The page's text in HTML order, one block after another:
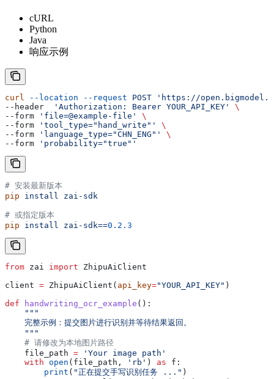
cURL
Python
Java
响应示例
curl --location --request POST 'https://
--header
'Authorization: Bearer YOUR_API_KEY'
\
--form
'file=@example-file'
\
--form
'tool_type="hand_write"'
\
--form
'language_type="CHN_ENG"'
\
--form
'probability="true"'
# 安装最新版本
pip install zai-sdk
# 或指定版本
pip install zai-sdk==0.2.3
from zai import ZhipuAiClient
client = ZhipuAiClient( api_key="YOUR_API_KEY" )
def handwriting_ocr_example ():
    """
    完整示例：提交图片进行识别并等待结果返回。
    """
    # 请修改为本地图片路径
    file_path
= 'Your image path'
    with
open (file_path, 'rb' ) as f:
        print
( "正在提交手写识别任务 ..." )